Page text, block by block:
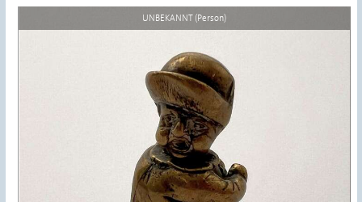
UNBEKANNT (Person)